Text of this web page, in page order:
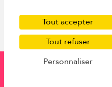
à partir de
Villas à Phuket (Thaïlande)
Villas au Sri Lanka
Villas à l'île Maurice
Villas à Saint Barth
Tout accepter
Tout refuser
Personnaliser